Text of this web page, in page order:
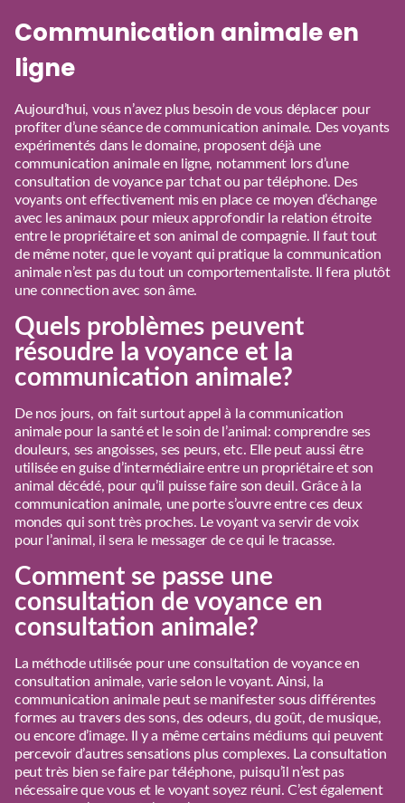
Communication animale en
ligne
Aujourd’hui, vous n’avez plus besoin de vous déplacer pour
profiter d’une séance de communication animale. Des voyants
expérimentés dans le domaine, proposent déjà une
communication animale en ligne, notamment lors d’une
consultation devoyance par tchatou par téléphone. Des
voyants ont effectivement mis en place ce moyen d’échange
avec les animaux pour mieux approfondir la relation étroite
entre le propriétaire et son animal de compagnie. Il faut tout
de même noter, que le voyant qui pratique la communication
animale n’est pas du tout un comportementaliste. Il fera plutôt
une connection avec son âme.
Quels problèmes peuvent
résoudre la voyance et la
communication animale?
De nos jours, on fait surtout appel à la communication
animale pour la santé et le soin de l’animal: comprendre ses
douleurs, ses angoisses, ses peurs, etc. Elle peut aussi être
utilisée en guise d’intermédiaire entre un propriétaire et son
animal décédé, pour qu’il puisse faire son deuil. Grâce à la
communication animale, une porte s’ouvre entre ces deux
mondes qui sont très proches. Le voyant va servir de voix
pour l’animal, il sera le messager de ce qui le tracasse.
Comment se passe une
consultation de voyance en
consultation animale?
La méthode utilisée pour une consultation de voyance en
consultation animale, varie selon le voyant. Ainsi, la
communication animale peut se manifester sous différentes
formes au travers des sons, des odeurs, du goût, de musique,
ou encore d’image. Il y a même certains médiums qui peuvent
percevoir d’autres sensations plus complexes. La consultation
peut très bien se faire par téléphone, puisqu’il n’est pas
nécessaire que vous et le voyant soyez réuni. C’est également